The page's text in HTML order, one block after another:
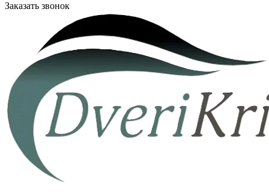
Заказать звонок